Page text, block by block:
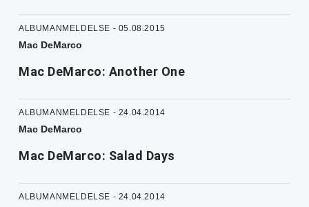
ALBUMANMELDELSE - 05.08.2015
Mac DeMarco
Mac DeMarco: Another One
ALBUMANMELDELSE - 24.04.2014
Mac DeMarco
Mac DeMarco: Salad Days
ALBUMANMELDELSE - 24.04.2014